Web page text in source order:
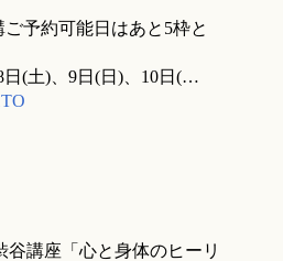
予約可能日はあと5枠と
日(土)、9日(日)、10日(…
谷講座「心と身体のヒーリ